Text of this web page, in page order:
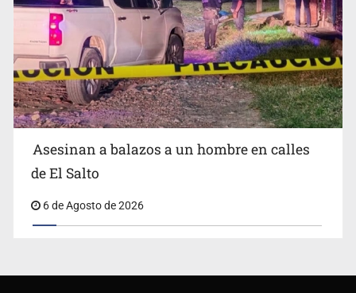
Asesinan a balazos a un hombre en calles
de El Salto
6 de Agosto de 2026